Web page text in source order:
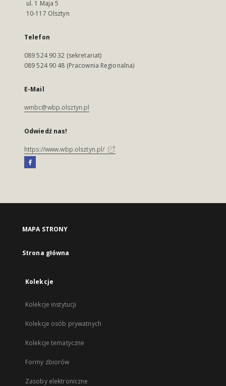
ul. 1 Maja 5
10-117 Olsztyn
Telefon
089 524 90 32 (sekretariat)
089 524 90 48 (Pracownia Regionalna)
E-Mail
wmbc@wbp.olsztyn.pl
Odwiedź nas!
https://www.wbp.olsztyn.pl/
MAPA STRONY
Strona główna
Kolekcje
Kolekcje instytucji
Kolekcje osób prywatnych
Kolekcje tematyczne
Formy zbiorów
Zasoby elektroniczne